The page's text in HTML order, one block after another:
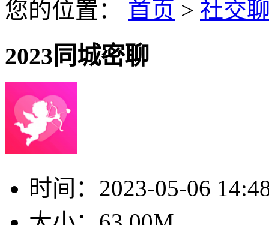
您的位置： 首页 > 社交
2023同城密聊
时间： 2023-05-06